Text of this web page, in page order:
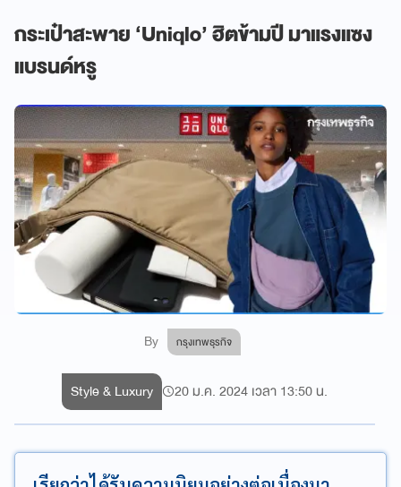
กระเป๋าสะพาย ‘Uniqlo’ ฮิตข้ามปี มาแรงแซง
แบรนด์หรู
By กรุงเทพธุรกิจ
Style & Luxury 20 ม.ค. 2024 เวลา 13:50 น.